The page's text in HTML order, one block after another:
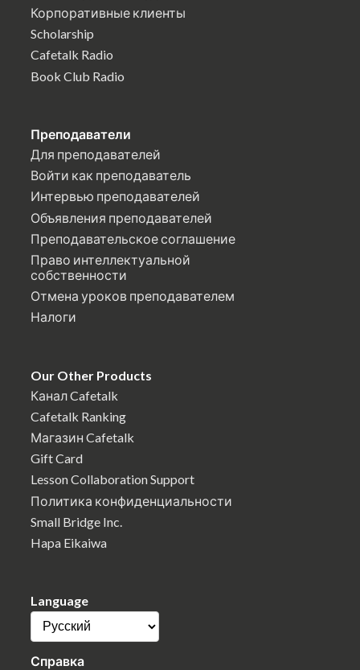
Корпоративные клиенты
Scholarship
Cafetalk Radio
Book Club Radio
Преподаватели
Для преподавателей
Войти как преподаватель
Интервью преподавателей
Объявления преподавателей
Преподавательское соглашение
Право интеллектуальной
собственности
Отмена уроков преподавателем
Налоги
Our Other Products
Канал Cafetalk
Cafetalk Ranking
Магазин Cafetalk
Gift Card
Lesson Collaboration Support
Политика конфиденциальности
Small Bridge Inc.
Hapa Eikaiwa
Language
Справка